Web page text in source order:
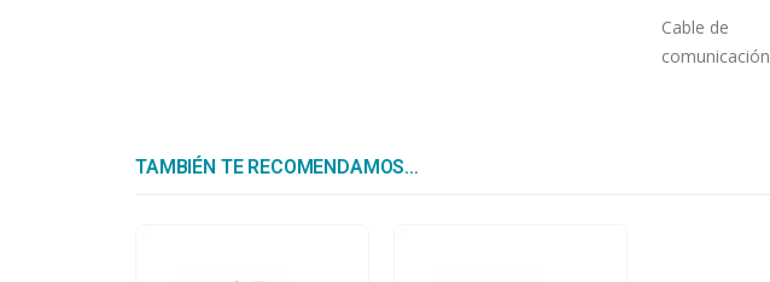
Cable de
comunicación
TAMBIÉN TE RECOMENDAMOS…